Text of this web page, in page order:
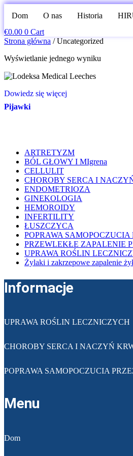
Dom O nas Historia
€0.00 0 Cart
Strona główna / Uncategorized
Wyświetlanie jednego wyniku
Dowiedz się więcej
Pijawki
ARTRETYZM
BÓL GŁOWY I MIgrena
CELLULIT
CHOROBY SERCA I
ENDOMETRIOZA
GINEKOLOGIA
HEMOROIDY
INFERTILITY
ŁUSZCZYCA
POPRAWA SAMOPOCZUCIA
PRZEWLEKŁE ZAPALENIE
UPRAWA ROŚLIN
Żylaki i zakrzepowe zapalenie żył
Informacje
UPRAWA ROŚLIN LECZNICZYCH
CHOROBY SERCA I NACZYŃ
POPRAWA SAMOPOCZUCIA
Menu
Dom